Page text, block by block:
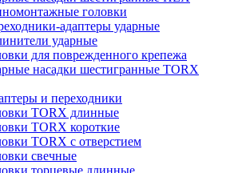
головки
адаптеры ударные
ударные
для поврежденного крепежа
насадки шестигранные TORX
и переходники
TORX длинные
TORX короткие
TORX с отверстием
свечные
торцевые длинные